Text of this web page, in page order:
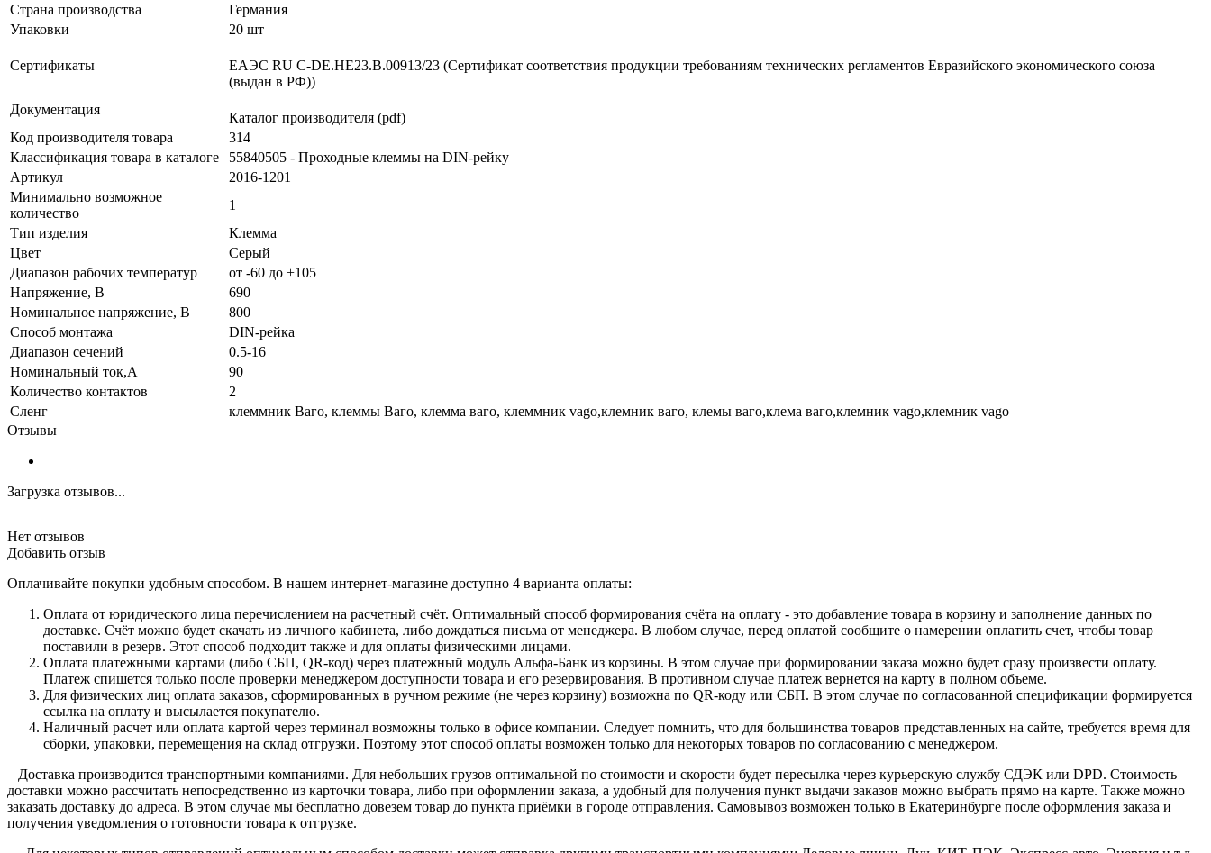
Страна производства
Германия
Упаковки
20 шт
Сертификаты
ЕАЭС RU С-DE.НЕ23.В.00913/23 (Сертификат соответствия продукции требованиям технических регламентов Евразийского экономического союза
(выдан в РФ))
Документация
Каталог производителя (pdf)
Код производителя товара
314
Классификация товара в каталоге
55840505 - Проходные клеммы на DIN-рейку
Артикул
2016-1201
Минимально возможное
количество
1
Тип изделия
Клемма
Цвет
Серый
Диапазон рабочих температур
от -60 до +105
Напряжение, В
690
Номинальное напряжение, В
800
Способ монтажа
DIN-рейка
Диапазон сечений
0.5-16
Номинальный ток,А
90
Количество контактов
2
Сленг
клеммник Ваго, клеммы Ваго, клемма ваго, клеммник vago,клемник ваго, клемы ваго,клема ваго,клемник vago,клемник vago
Отзывы
Загрузка отзывов...
Нет отзывов
Добавить отзыв
Оплачивайте покупки удобным способом. В нашем интернет-магазине доступно 4 варианта оплаты:
Оплата от юридического лица перечислением на расчетный счёт. Оптимальный способ формирования счёта на оплату - это добавление товара в корзину и заполнение данных по
доставке. Счёт можно будет скачать из личного кабинета, либо дождаться письма от менеджера. В любом случае, перед оплатой сообщите о намерении оплатить счет, чтобы товар
поставили в резерв. Этот способ подходит также и для оплаты физическими лицами.
Оплата платежными картами (либо СБП, QR-код) через платежный модуль Альфа-Банк из корзины. В этом случае при формировании заказа можно будет сразу произвести оплату.
Платеж спишется только после проверки менеджером доступности товара и его резервирования. В противном случае платеж вернется на карту в полном объеме.
Для физических лиц оплата заказов, сформированных в ручном режиме (не через корзину) возможна по QR-коду или СБП. В этом случае по согласованной спецификации формируется
ссылка на оплату и высылается покупателю.
Наличный расчет или оплата картой через терминал возможны только в офисе компании. Следует помнить, что для большинства товаров представленных на сайте, требуется время для
сборки, упаковки, перемещения на склад отгрузки. Поэтому этот способ оплаты возможен только для некоторых товаров по согласованию с менеджером.
Доставка производится транспортными компаниями. Для небольших грузов оптимальной по стоимости и скорости будет пересылка через курьерскую службу СДЭК или DPD. Стоимость
доставки можно рассчитать непосредственно из карточки товара, либо при оформлении заказа, а удобный для получения пункт выдачи заказов можно выбрать прямо на карте. Также можно
заказать доставку до адреса. В этом случае мы бесплатно довезем товар до пункта приёмки в городе отправления. Самовывоз возможен только в Екатеринбурге после оформления заказа и
получения уведомления о готовности товара к отгрузке.